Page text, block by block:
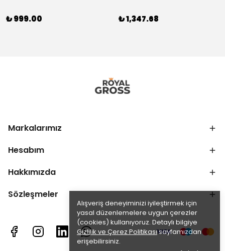
Alışveriş deneyiminizi iyileştirmek için
yasal düzenlemelere uygun çerezler
(cookies) kullanıyoruz. Detaylı bilgiye
Gizlilik ve Çerez Politikasısayfamızdan
erişebilirsiniz.
₺ 999.00 ₺ 1,347.68
Markalarımız
Hesabım
Hakkımızda
Sözleşmeler